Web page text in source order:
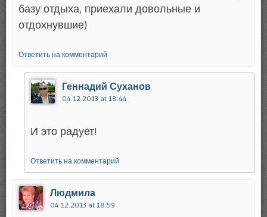
базу отдыха, приехали довольные и
отдохнувшие)
Ответить на комментарий
Геннадий Суханов
04.12.2013 at 18:44
И это радует!
Ответить на комментарий
Людмила
04.12.2013 at 18:59